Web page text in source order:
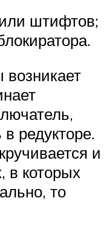
штифтов;
редукторе.
и
в которых
то